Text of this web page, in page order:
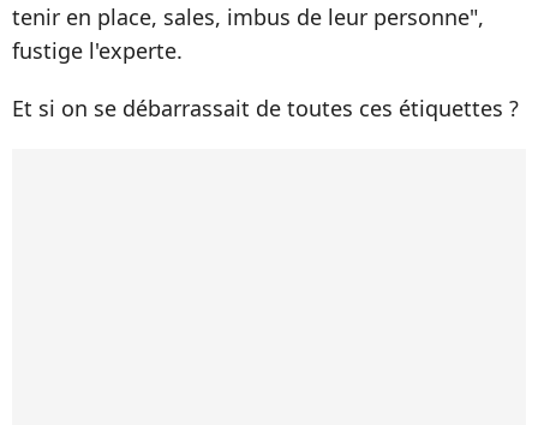
tenir en place, sales, imbus de leur personne",
fustige l'experte.
Et si on se débarrassait de toutes ces étiquettes ?